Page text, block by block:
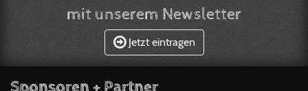
mit unserem Newsletter
Jetzt eintragen
Sponsoren + Partner